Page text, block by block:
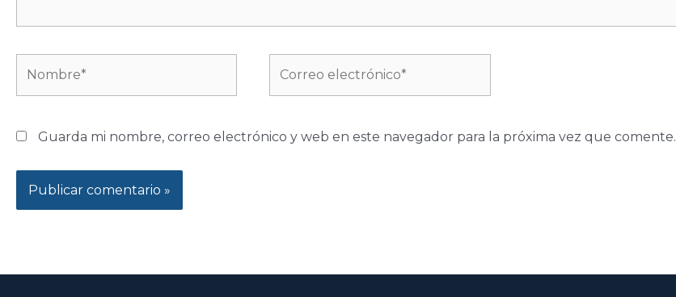
Guarda mi nombre, correo electrónico y web en este navegador para la próxima vez que comente.